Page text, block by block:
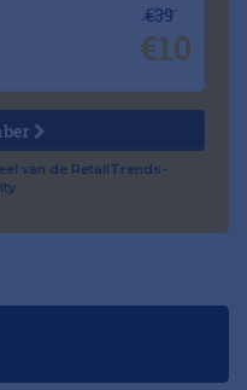
€39
€10
van de RetailTrends-